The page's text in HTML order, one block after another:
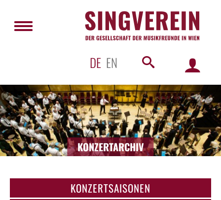
DE EN
KONZERTARCHIV
KONZERTSAISONEN